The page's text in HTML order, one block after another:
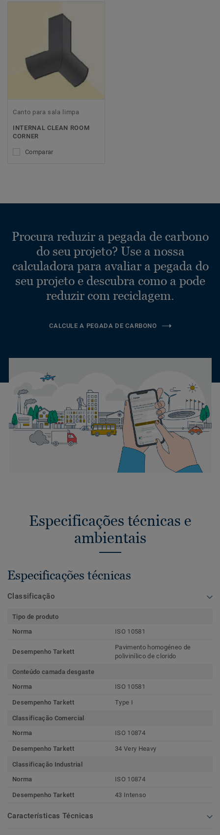
Canto para sala limpa
INTERNAL CLEAN ROOM
CORNER
Comparar
Procura reduzir a pegada de carbono
do seu projeto? Use a nossa
calculadora para avaliar a pegada do
seu projeto e descubra como a pode
reduzir com reciclagem.
CALCULE A PEGADA DE CARBONO
Especificações técnicas e
ambientais
Especificações técnicas
Classificação
Tipo de produto
Norma
ISO 10581
Desempenho Tarkett
Pavimento homogéneo de
polivinílico de clorido
Conteúdo camada desgaste
Norma
ISO 10581
Desempenho Tarkett Type I
Classificação Comercial
Norma
ISO 10874
Desempenho Tarkett 34 Very Heavy
Classificação Industrial
Norma
ISO 10874
Desempenho Tarkett 43 Intenso
Características Técnicas